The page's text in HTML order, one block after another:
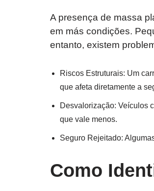
A presença de massa
em más condições.
entanto, existem
Riscos Estruturais: Um
que afeta diretamente a
Desvalorização: Veículos
que vale menos.
Seguro Rejeitado:
Como